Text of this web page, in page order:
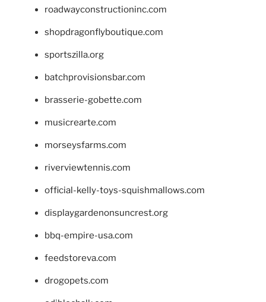
roadwayconstructioninc.com
shopdragonflyboutique.com
sportszilla.org
batchprovisionsbar.com
brasserie-gobette.com
musicrearte.com
morseysfarms.com
riverviewtennis.com
official-kelly-toys-squishmallows.com
displaygardenonsuncrest.org
bbq-empire-usa.com
feedstoreva.com
drogopets.com